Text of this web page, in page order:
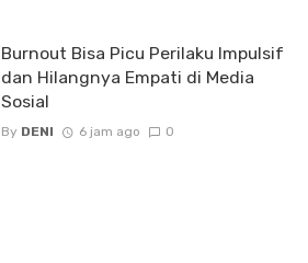
Burnout Bisa Picu Perilaku Impulsif
dan Hilangnya Empati di Media
Sosial
By DENI 6 jam ago 0